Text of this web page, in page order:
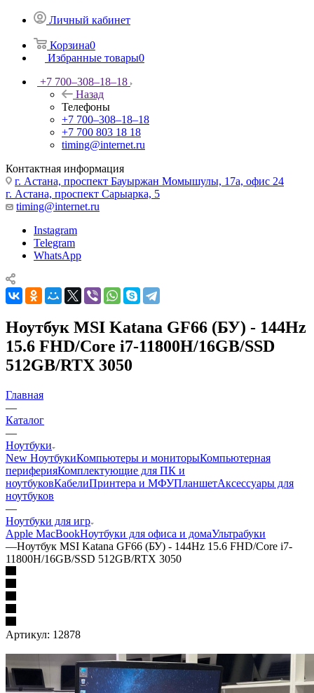
Личный кабинет
Корзина0
Избранные товары0
+7 700‒308‒18‒18
Назад
Телефоны
+7 700‒308‒18‒18
+7 700 803 18 18
timing@internet.ru
Контактная информация
г. Астана, проспект Бауыржан Момышулы, 17а, офис 24
г. Астана, проспект Сарыарка, 5
timing@internet.ru
Instagram
Telegram
WhatsApp
Ноутбук MSI Katana GF66 (БУ) - 144Hz
15.6 FHD/Core i7-11800H/16GB/SSD
512GB/RTX 3050
Главная
—
Каталог
—
Ноутбуки
New НоутбукиКомпьютеры и мониторыКомпьютерная
периферияКомплектующие для ПК и
ноутбуковКабелиПринтера и МФУПланшетАксессуары для
ноутбуков
—
Ноутбуки для игр
Apple MacBookНоутбуки для офиса и домаУльтрабуки
—Ноутбук MSI Katana GF66 (БУ) - 144Hz 15.6 FHD/Core i7-
11800H/16GB/SSD 512GB/RTX 3050
Артикул: 12878